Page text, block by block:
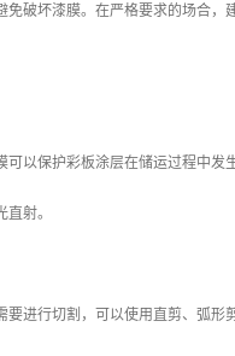
破坏漆膜。在严格要求的场合
以保护彩板涂层在储运过程中
射。
进行切割，可以使用直剪、弧